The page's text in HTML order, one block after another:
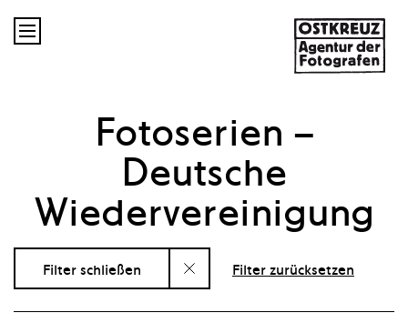

Fotoserien –
Deutsche
Wiedervereinigung
Filter schließen Filter zurücksetzen